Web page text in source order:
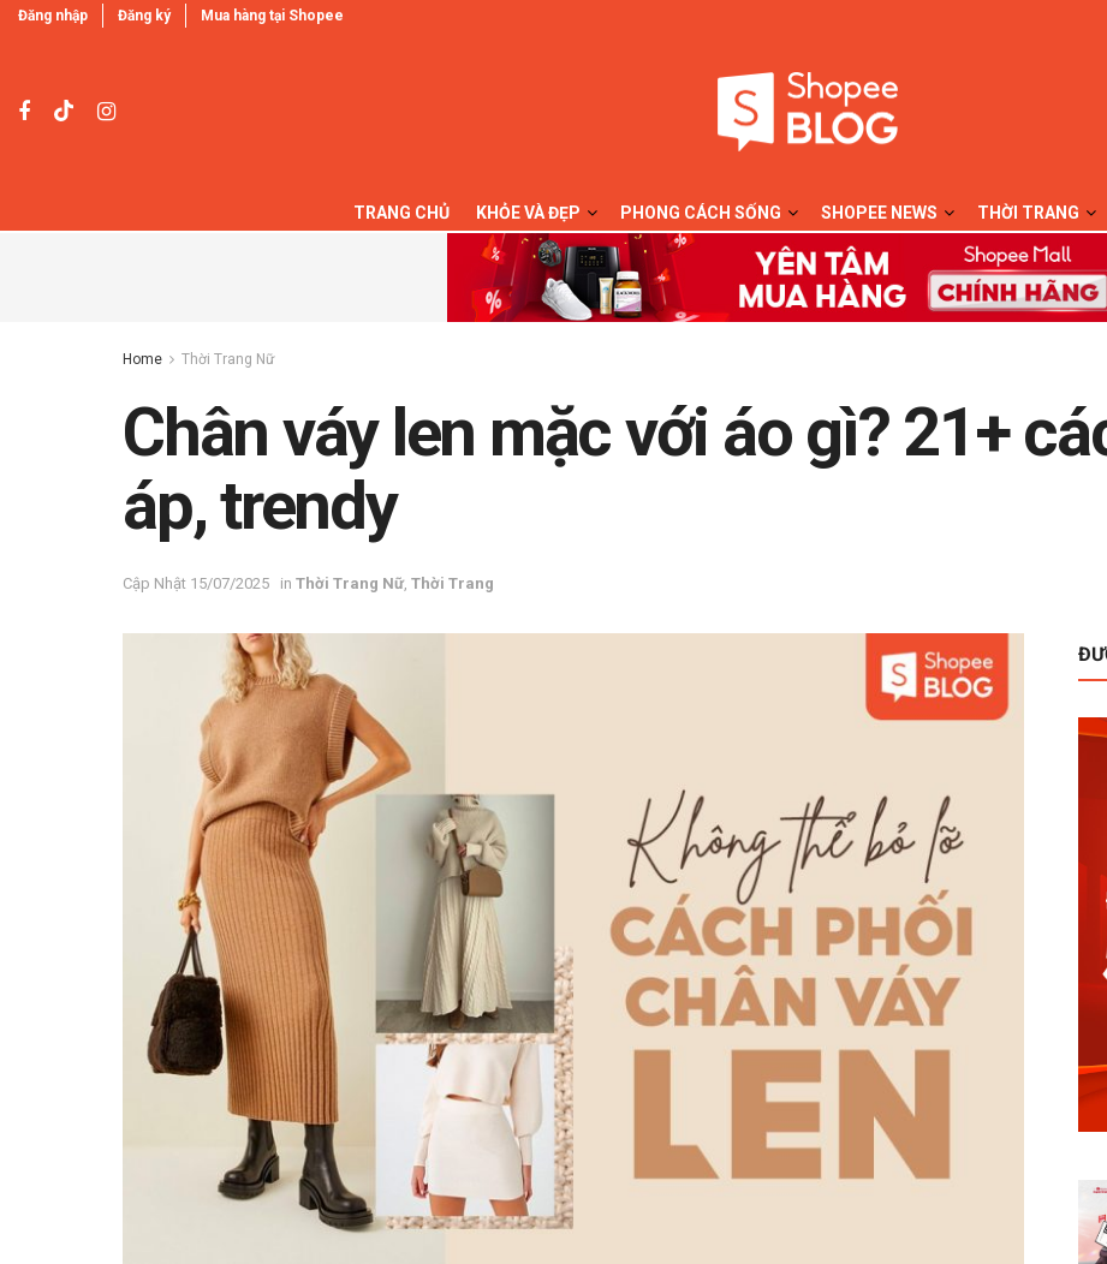
Đăng nhập Đăng ký Mua hàng tại Shopee
TRANG CHỦ KHỎE VÀ ĐẸP PHONG CÁCH SỐNG SHOPEE NEWS THỜI TRANG
Home Thời Trang Nữ
Chân váy len mặc với áo gì? 21+
áp, trendy
15/07/2025 in Thời Trang Nữ, Thời Trang